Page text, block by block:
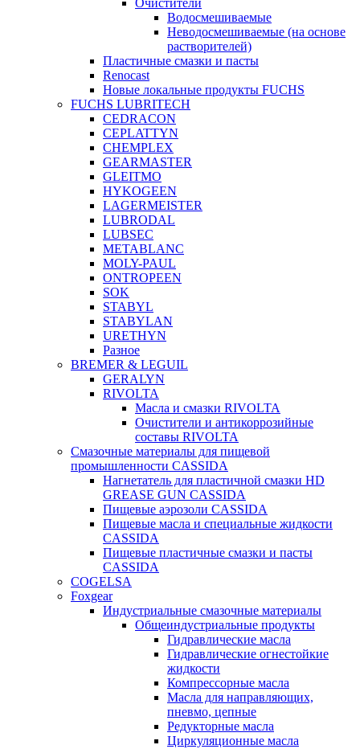
Очистители
Водосмешиваемые
Неводосмешиваемые (на основе
растворителей)
Пластичные смазки и пасты
Renocast
Новые локальные продукты FUCHS
FUCHS LUBRITECH
CEDRACON
CEPLATTYN
CHEMPLEX
GEARMASTER
GLEITMO
HYKOGEEN
LAGERMEISTER
LUBRODAL
LUBSEC
METABLANC
MOLY-PAUL
ONTROPEEN
SOK
STABYL
STABYLAN
URETHYN
Разное
BREMER & LEGUIL
GERALYN
RIVOLTA
Масла и смазки RIVOLTA
Очистители и антикоррозийные
составы RIVOLTA
Смазочные материалы для пищевой
промышленности CASSIDA
Нагнетатель для пластичной смазки HD
GREASE GUN CASSIDA
Пищевые аэрозоли CASSIDA
Пищевые масла и специальные жидкости
CASSIDA
Пищевые пластичные смазки и пасты
CASSIDA
COGELSA
Foxgear
Индустриальные смазочные материалы
Общеиндустриальные продукты
Гидравлические масла
Гидравлические огнестойкие
жидкости
Компрессорные масла
Масла для направляющих,
пневмо, цепные
Редукторные масла
Циркуляционные масла